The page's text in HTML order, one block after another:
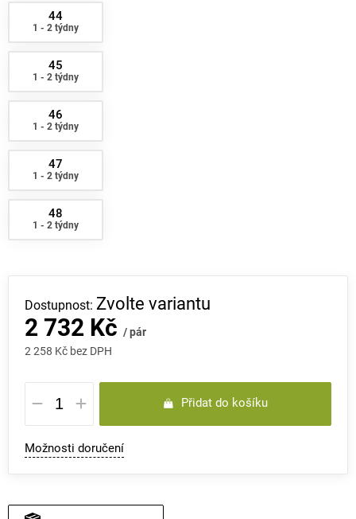
44
1 - 2 týdny
45
1 - 2 týdny
46
1 - 2 týdny
47
1 - 2 týdny
48
1 - 2 týdny
2 732 Kč / pár
2 258 Kč bez DPH
Měrná
cena:
Zvolte variantu
Přidat do košíku
Možnosti doručení